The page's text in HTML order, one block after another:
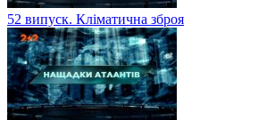
52 випуск. Кліматична зброя